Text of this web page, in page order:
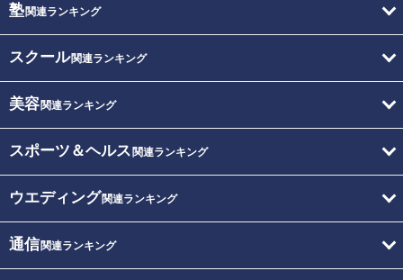
塾関連ランキング
スクール関連ランキング
美容関連ランキング
スポーツ＆ヘルス 関連ランキング
ウエディング関連ランキング
通信関連ランキング